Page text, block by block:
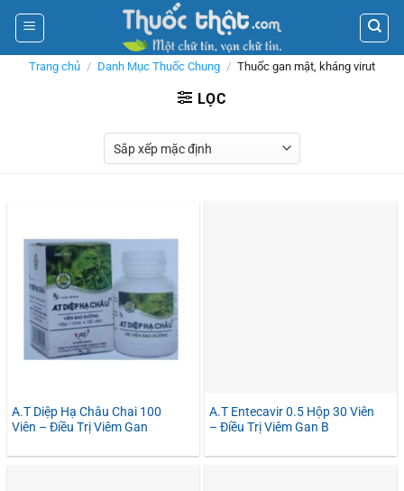
Skip
content
Trang chủ / Danh Mục Thuốc Chung / Thuốc gan mật, kháng virut
LỌC
A.T Diệp Hạ Châu Chai 100
Viên – Điều Trị Viêm Gan
A.T Entecavir 0.5 Hộp 30 Viên
– Điều Trị Viêm Gan B